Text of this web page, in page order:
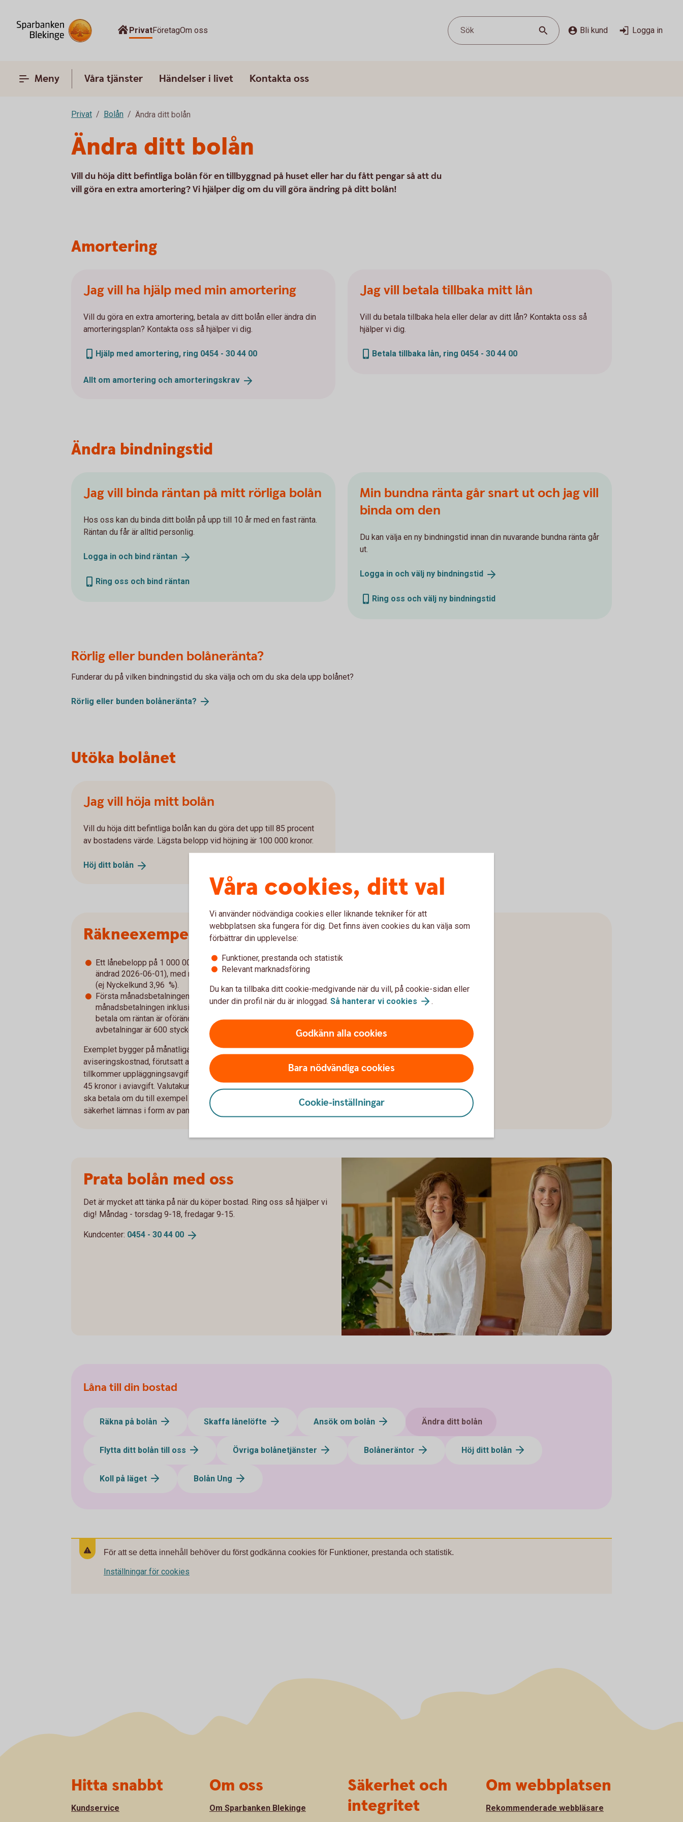
PrivatFöretagOm oss Sök Bli kund Logga in
Meny Våra tjänster Händelser i livet Kontakta oss
Privat Bolån Ändra ditt bolån
Ändra ditt bolån
Vill du höja ditt befintliga bolån för en tillbyggnad på huset eller har du fått pengar så att du
vill göra en extra amortering? Vi hjälper dig om du vill göra ändring på ditt bolån!
Amortering
Jag vill ha hjälp med min amortering
Vill du göra en extra amortering, betala av ditt bolån eller ändra din
amorteringsplan? Kontakta oss så hjälper vi dig.
Hjälp med amortering, ring 0454 - 30 44 00
Allt om amortering och amorteringskrav
Jag vill betala tillbaka mitt lån
Vill du betala tillbaka hela eller delar av ditt lån? Kontakta oss så
hjälper vi dig.
Betala tillbaka lån, ring 0454 - 30 44 00
Ändra bindningstid
Jag vill binda räntan på mitt rörliga bolån
Hos oss kan du binda ditt bolån på upp till 10 år med en fast ränta.
Räntan du får är alltid personlig.
Logga in och bind räntan
Ring oss och bind räntan
Min bundna ränta går snart ut och jag vill
binda om den
Du kan välja en ny bindningstid innan din nuvarande bundna ränta går
ut.
Logga in och välj ny bindningstid
Ring oss och välj ny bindningstid
Rörlig eller bunden bolåneränta?
Funderar du på vilken bindningstid du ska välja och om du ska dela upp bolånet?
Rörlig eller bunden bolåneränta?
Utöka bolånet
Jag vill höja mitt bolån
Vill du höja ditt befintliga bolån kan du göra det upp till 85 procent
av bostadens värde. Lägsta belopp vid höjning är 100 000 kronor.
Höj ditt bolån
Räkneexempel bolån
Ett lånebelopp på 1 000 000 kronor, till 3,89 % ränta (3 mån bunden, listränta senast
ändrad 2026-06-01), med rak amortering återbetalningstid 50 år, effektiv ränta: 3,96 %
(ej Nyckelkund 3,96 %).
Första månadsbetalningen inklusive amortering är 4 908 kronor, sista
månadsbetalningen inklusive amortering är 1 672 kronor kronor, totalt belopp att
betala om räntan är oförändrad under lånets löptid är 1 974 121 kronor kronor. Antalet
avbetalningar är 600 stycken.
Exemplet bygger på månatliga aviseringar, utan uppläggningsavgift eller
aviseringskostnad, förutsatt att du är Nyckelkund och aviseras digitalt. För ej Nyckelkund
tillkommer uppläggningsavgift på 650 kronor. Vid postala avier tillkommer en kostnad på
45 kronor i aviavgift. Valutakursförändringar kan komma att påverka beloppen som du
ska betala om du till exempel har inkomst i annan valuta än lånet. Lånet förutsätter att
säkerhet lämnas i form av pant i bostad.
Prata bolån med oss
Det är mycket att tänka på när du köper bostad. Ring oss så hjälper vi
dig! Måndag - torsdag 9-18, fredagar 9-15.
Kundcenter: 0454 - 30 44 00
Låna till din bostad
Räkna på bolån Skaffa lånelöfte Ansök om bolån Ändra ditt bolån
Flytta ditt bolån till oss Övriga bolånetjänster Bolåneräntor Höj ditt bolån
Koll på läget Bolån Ung
För att se detta innehåll behöver du först godkänna cookies för Funktioner, prestanda och statistik.
Inställningar för cookies
Våra cookies, ditt val
Vi använder nödvändiga cookies eller liknande tekniker för att
webbplatsen ska fungera för dig. Det finns även cookies du kan välja som
förbättrar din upplevelse:
Funktioner, prestanda och statistik
Relevant marknadsföring
Du kan ta tillbaka ditt cookie-medgivande när du vill, på cookie-sidan eller
under din profil när du är inloggad. Så hanterar vi cookies .
Godkänn alla cookies
Bara nödvändiga cookies
Cookie-inställningar
Hitta snabbt
Kundservice
Om oss
Om Sparbanken Blekinge
Säkerhet och
integritet
Om webbplatsen
Rekommenderade webbläsare